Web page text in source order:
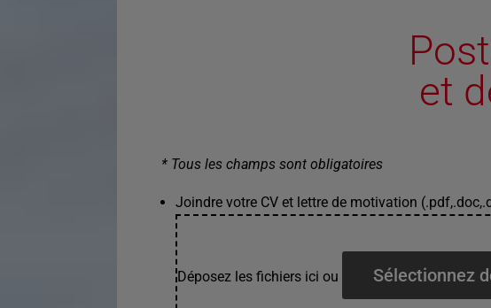
et
* Tous les champs sont obligatoires
Joindre votre CV et lettre de motivation
Déposez les fichiers ici ou Sélectionnez